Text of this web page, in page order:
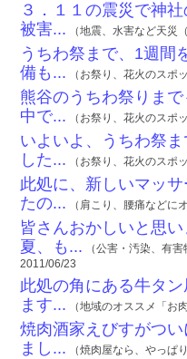
３．１１の震災で神
被害... （地震、水害など天災
うちわ祭まで、1週間
備も... （お祭り、花火のスポ
熊谷のうちわ祭りま
中で... （お祭り、花火のスポ
いよいよ、うちわ祭
した... （お祭り、花火のスポ
此処に、新しいマッ
たの... （肩こり、腰痛などに
皆さんおかしいと思
夏、も... （公害・汚染、有
2011/06/23
此処の角にある牛タ
ます... （地域のオススメ「お
焼肉酒家えびすがつ
まし... （焼肉屋なら、やっぱ